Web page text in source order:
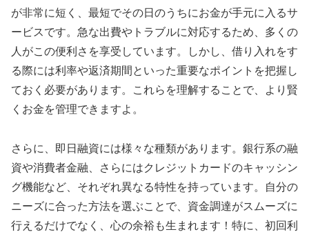
が非常に短く、最短でその日のうちにお金が手元に入るサ
ービスです。急な出費やトラブルに対応するため、多くの
人がこの便利さを享受しています。しかし、借り入れをす
る際には利率や返済期間といった重要なポイントを把握し
ておく必要があります。これらを理解することで、より賢
くお金を管理できますよ。
さらに、即日融資には様々な種類があります。銀行系の融
資や消費者金融、さらにはクレジットカードのキャッシン
グ機能など、それぞれ異なる特性を持っています。自分の
ニーズに合った方法を選ぶことで、資金調達がスムーズに
行えるだけでなく、心の余裕も生まれます！特に、初回利